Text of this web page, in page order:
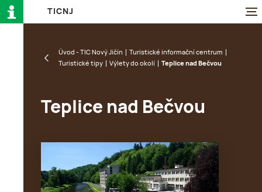
TI CN J
Úvod - TIC Nový Jičín
Turistické informační centrum
Turistické tipy
Výlety do okolí Teplice nad Bečvou
Teplice nad Bečvou